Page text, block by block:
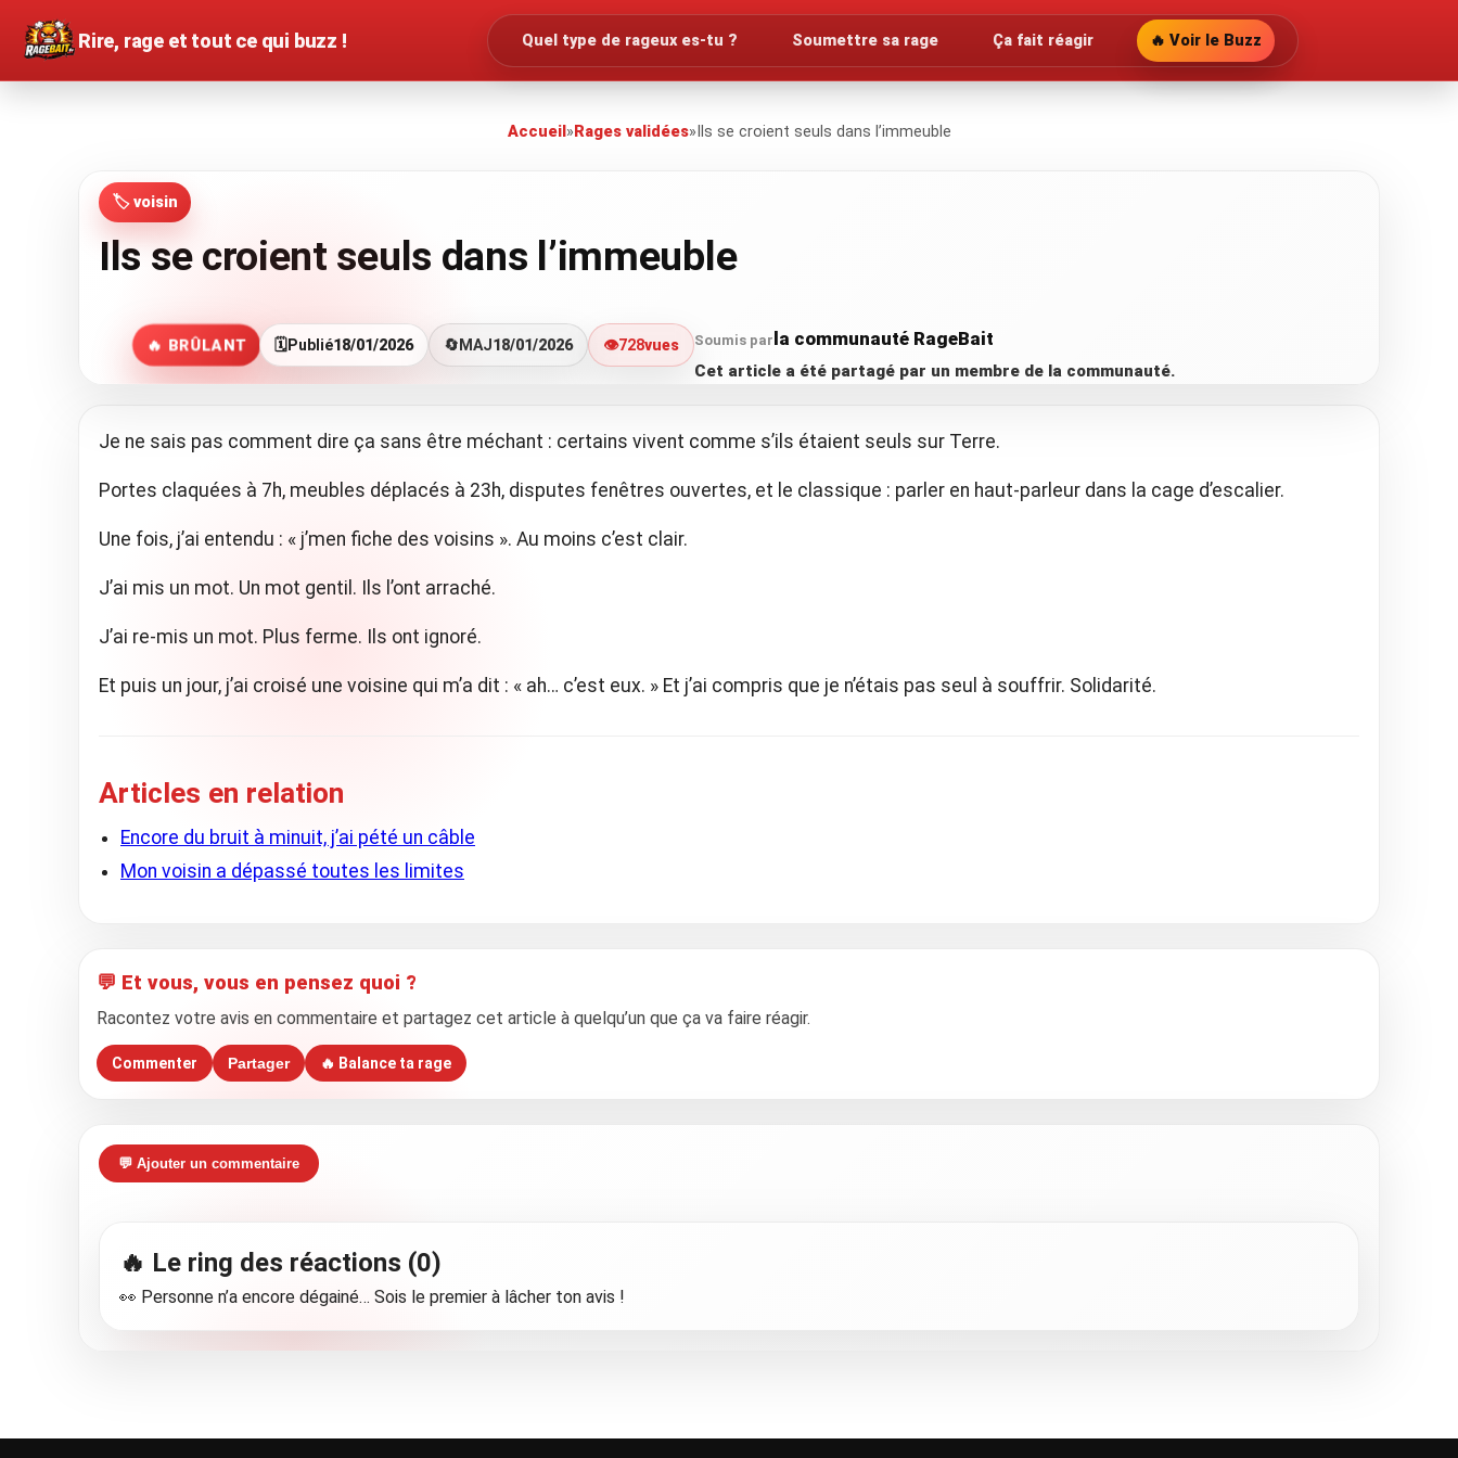
Rire, rage et tout ce qui buzz ! Quel type de rageux es-tu ? Soumettre sa rage Ça fait réagir 🔥 Voir le Buzz
Accueil » Rages validées» Ils se croient seuls dans l’immeuble
🏷️ voisin
Ils se croient seuls dans l’immeuble
🔥 BRÛLANT 🗓️ Publié18/01/2026 🔄 MAJ18/01/2026 👁️728vues Soumis par la communauté RageBait
Cet article a été partagé par un membre de la communauté.
Je ne sais pas comment dire ça sans être méchant : certains vivent comme s’ils étaient seuls sur Terre.
Portes claquées à 7h, meubles déplacés à 23h, disputes fenêtres ouvertes, et le classique : parler en haut-parleur dans la cage d’escalier.
Une fois, j’ai entendu : « j’men fiche des voisins ». Au moins c’est clair.
J’ai mis un mot. Un mot gentil. Ils l’ont arraché.
J’ai re-mis un mot. Plus ferme. Ils ont ignoré.
Et puis un jour, j’ai croisé une voisine qui m’a dit : « ah… c’est eux. » Et j’ai compris que je n’étais pas seul à souffrir. Solidarité.
Articles en relation
Encore du bruit à minuit, j’ai pété un câble
Mon voisin a dépassé toutes les limites
💬 Et vous, vous en pensez quoi ?
Racontez votre avis en commentaire et partagez cet article à quelqu’un que ça va faire réagir.
Commenter Partager 🔥 Balance ta rage
💬 Ajouter un commentaire
🔥 Le ring des réactions (0)
👀 Personne n’a encore dégainé… Sois le premier à lâcher ton avis !